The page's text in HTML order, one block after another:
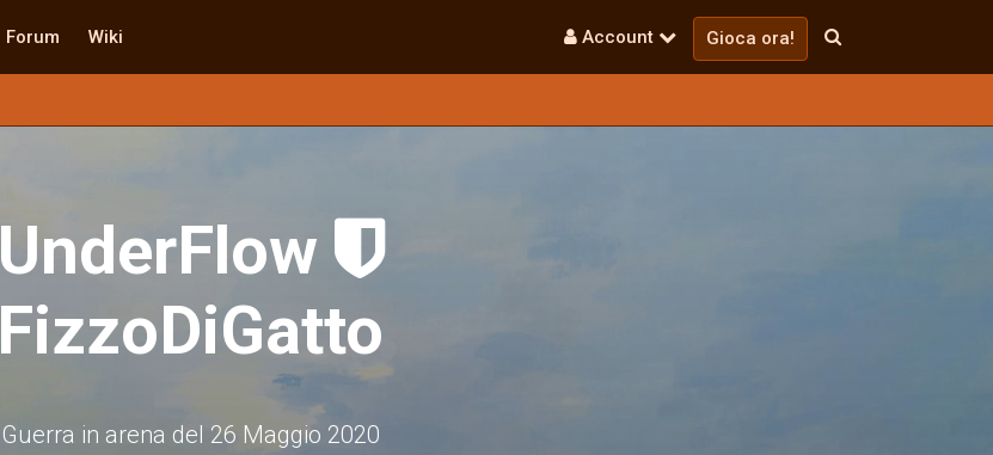
Forum Wiki Account Gioca ora!
UnderFlow 
FizzoDiGatto
Guerra in arena del 26 Maggio 2020